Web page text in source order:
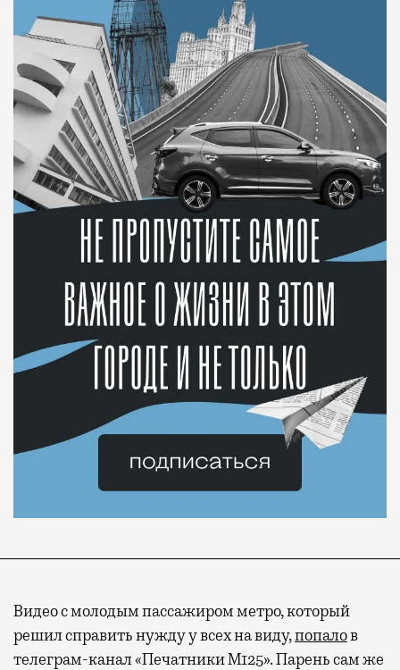
Видео с молодым пассажиром метро, который
решил справить нужду у всех на виду,попалов
телеграм-канал «Печатники М125». Парень сам же